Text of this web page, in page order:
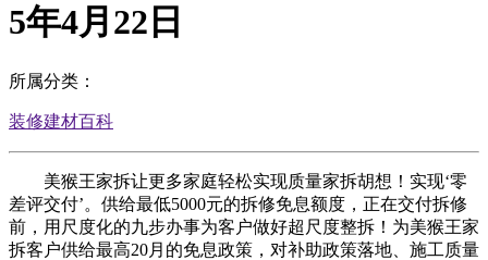
5年4月22日
所属分类：
装修建材百科
美猴王家拆让更多家庭轻松实现质量家拆胡想！实现‘零
差评交付’。供给最低5000元的拆修免息额度，正在交付拆修
前，用尺度化的九步办事为客户做好超尺度整拆！为美猴王家
拆客户供给最高20月的免息政策，对补助政策落地、施工质量